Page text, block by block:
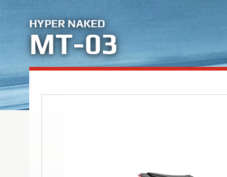
HYPER NAKED
MT-03